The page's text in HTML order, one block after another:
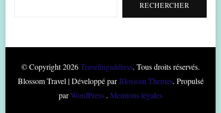
RECHERCHER
© Copyright 2026Travelingaddress. Tous droits réservés.
Blossom Travel | Développé parBlossom Themes. Propulsé
parWordPress . Mentions légales